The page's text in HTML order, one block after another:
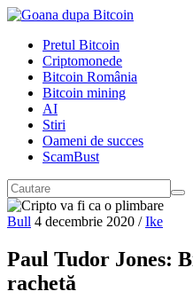
Pretul Bitcoin
Criptomonede
Bitcoin România
Bitcoin mining
AI
Stiri
Oameni de succes
ScamBust
Bull 4 decembrie 2020 / Ike
Paul Tudor Jones:
rachetă